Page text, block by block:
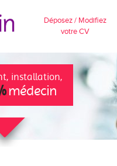
Déposez / Modifiez
votre CV
installation,
médecin